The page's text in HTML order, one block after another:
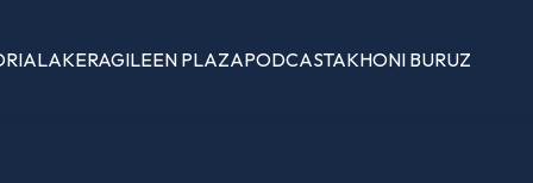
ERAGILEEN PLAZAPODCASTAKHONI BURUZ